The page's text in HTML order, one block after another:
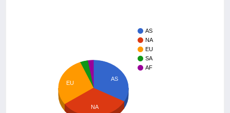
AS
NA
EU
SA
AF
AS
EU
NA